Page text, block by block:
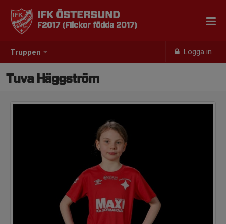
Truppen Logga in
IFK ÖSTERSUND
F2017 (Flickor födda 2017)
Tuva Häggström